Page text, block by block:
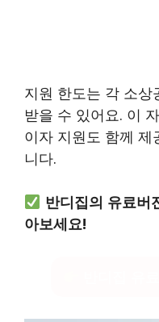
지원 한도는 각 소상
받을 수 있어요. 이
이자 지원도 함께
니다.
반디집의 유료버
아보세요!